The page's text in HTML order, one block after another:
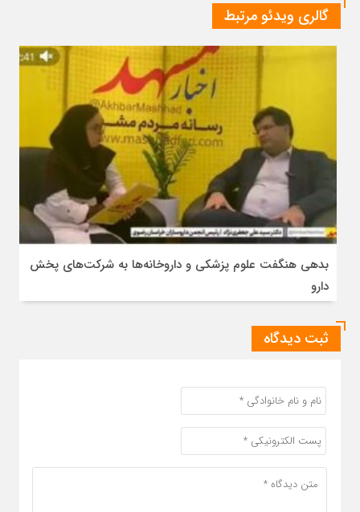
گالری ویدئو مرتبط
بدهی هنگفت علوم پزشکی و داروخانه‌ها به شرکت‌های پخش
دارو
ثبت دیدگاه